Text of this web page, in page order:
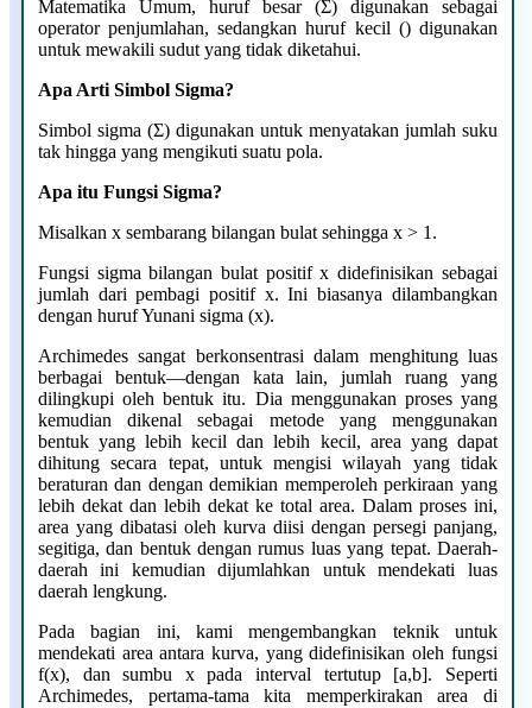
Matematika Umum, huruf besar (Σ) digunakan sebagai
operator penjumlahan, sedangkan huruf kecil () digunakan
untuk mewakili sudut yang tidak diketahui.
Apa Arti Simbol Sigma?
Simbol sigma (Σ) digunakan untuk menyatakan jumlah suku
tak hingga yang mengikuti suatu pola.
Apa itu Fungsi Sigma?
Misalkan x sembarang bilangan bulat sehingga x > 1.
Fungsi sigma bilangan bulat positif x didefinisikan sebagai
jumlah dari pembagi positif x. Ini biasanya dilambangkan
dengan huruf Yunani sigma (x).
Archimedes sangat berkonsentrasi dalam menghitung luas
berbagai bentuk—dengan kata lain, jumlah ruang yang
dilingkupi oleh bentuk itu. Dia menggunakan proses yang
kemudian dikenal sebagai metode yang menggunakan
bentuk yang lebih kecil dan lebih kecil, area yang dapat
dihitung secara tepat, untuk mengisi wilayah yang tidak
beraturan dan dengan demikian memperoleh perkiraan yang
lebih dekat dan lebih dekat ke total area. Dalam proses ini,
area yang dibatasi oleh kurva diisi dengan persegi panjang,
segitiga, dan bentuk dengan rumus luas yang tepat. Daerah-
daerah ini kemudian dijumlahkan untuk mendekati luas
daerah lengkung.
Pada bagian ini, kami mengembangkan teknik untuk
mendekati area antara kurva, yang didefinisikan oleh fungsi
f(x), dan sumbu x pada interval tertutup [a,b]. Seperti
Archimedes, pertama-tama kita memperkirakan area di